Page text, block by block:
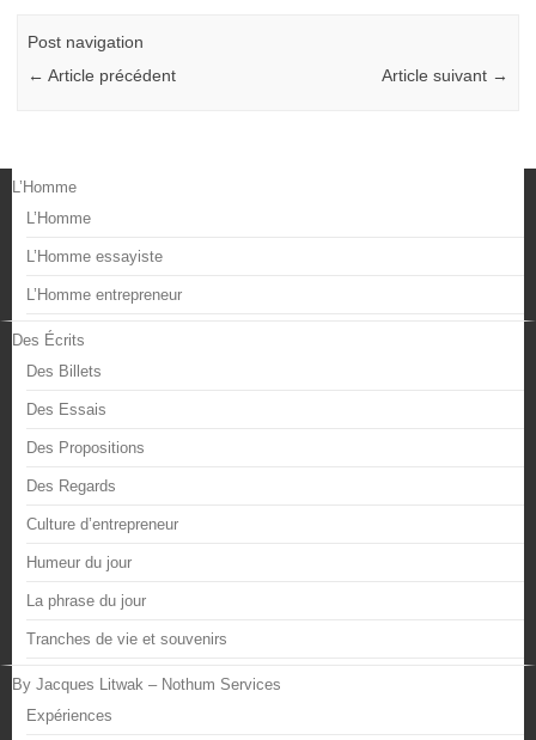
Post navigation
← Article précédent Article suivant →
L’Homme
L’Homme
L’Homme essayiste
L’Homme entrepreneur
Des Écrits
Des Billets
Des Essais
Des Propositions
Des Regards
Culture d’entrepreneur
Humeur du jour
La phrase du jour
Tranches de vie et souvenirs
By Jacques Litwak – Nothum Services
Expériences